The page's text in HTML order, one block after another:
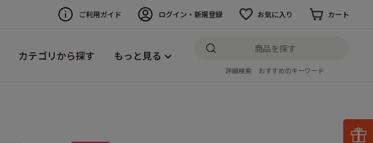
ご利用ガイド ログイン・新規登録 お気に入り カート
カテゴリから探す もっと見る
詳細検索 おすすめのキーワード